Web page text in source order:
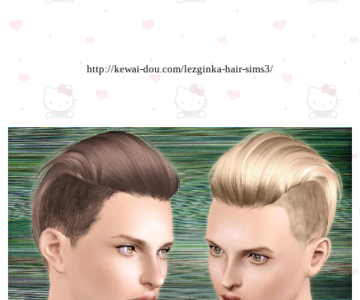
http://kewai-dou.com/lezginka-hair-sims3/